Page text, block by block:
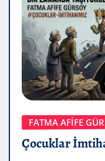
FATMA AFİFE
Çocuklar